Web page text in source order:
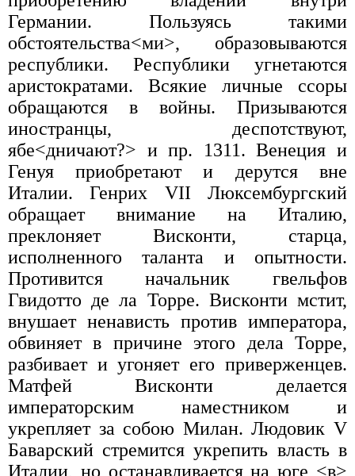
Германии. Пользуясь такими
обстоятельства<ми>, образовываются
республики. Республики угнетаются
аристократами. Всякие личные ссоры
обращаются в войны. Призываются
иностранцы, деспотствуют,
ябе<дничают?> и пр. 1311. Венеция и
Генуя приобретают и дерутся вне
Италии. Генрих VII Люксембургский
обращает внимание на Италию,
преклоняет Висконти, старца,
исполненного таланта и опытности.
Противится начальник гвельфов
Гвидотто де ла Торре. Висконти мстит,
внушает ненависть против императора,
обвиняет в причине этого дела Торре,
разбивает и угоняет его приверженцев.
Матфей Висконти делается
императорским наместником и
укрепляет за собою Милан. Людовик V
Баварский стремится укрепить власть в
Италии, но останавливается на юге <в>